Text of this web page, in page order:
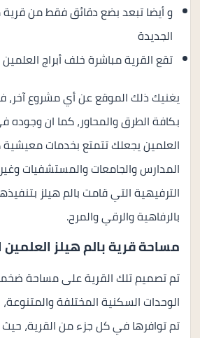
و أيضا تبعد بضع دقائق فقط منقرية
الجديدة
تقع القرية مباشرة خلفأبراج
يغنيك ذلك الموقع عن أي مشروع آخر،
بكافة الطرق والمحاور، كما ان
العلمين يجعلك تتمتع بخدمات معيشية
المدارس والجامعات والمستشفيات
الترفيهية التي قامت بالم هيلز
بالرفاهية والرقي والمرح.
مساحة قرية بالم هيلز العلمين
تم تصميم تلك القرية على مساحة
الوحدات السكنية المختلفة
تم توافرها في كل جزء من القرية، حيث